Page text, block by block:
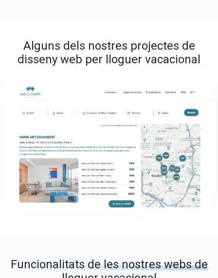
Alguns dels nostres projectes de
disseny web per lloguer vacacional
Funcionalitats de les nostres webs de